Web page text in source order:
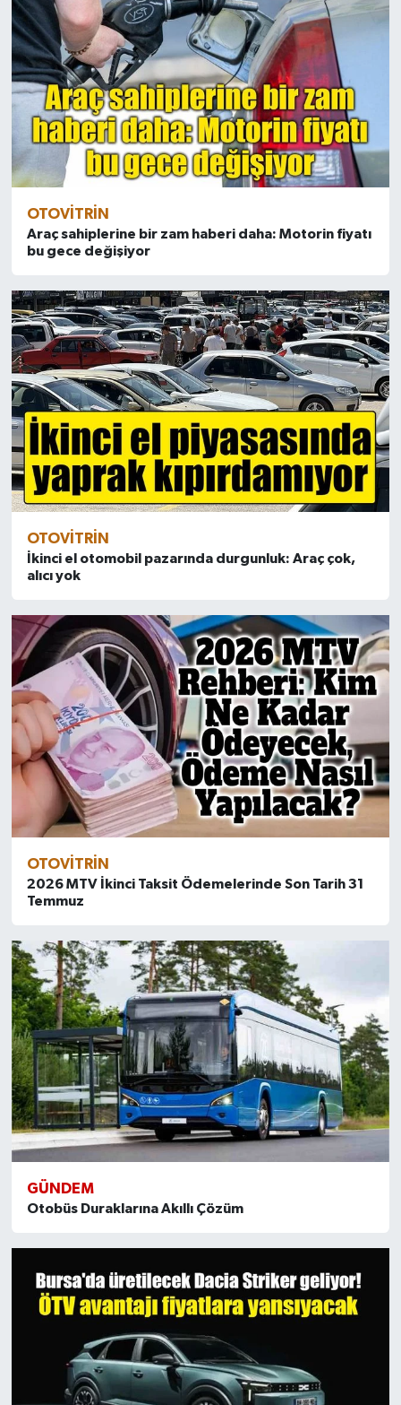
OTOVITRIN
Araç sahiplerine bir zam haberi daha: Motorin fiyatı
bu gece değişiyor
OTOVITRIN
İkinci el otomobil pazarında durgunluk: Araç çok,
alıcı yok
OTOVITRIN
2026 MTV İkinci Taksit Ödemelerinde Son Tarih 31
Temmuz
GÜNDEM
Otobüs Duraklarına Akıllı Çözüm